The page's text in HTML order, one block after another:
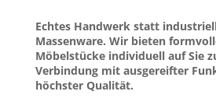
Echtes Handwerk statt
Massenware. Wir bieten
Möbelstücke individuell auf Sie
Verbindung mit ausgereifter
höchster Qualität.